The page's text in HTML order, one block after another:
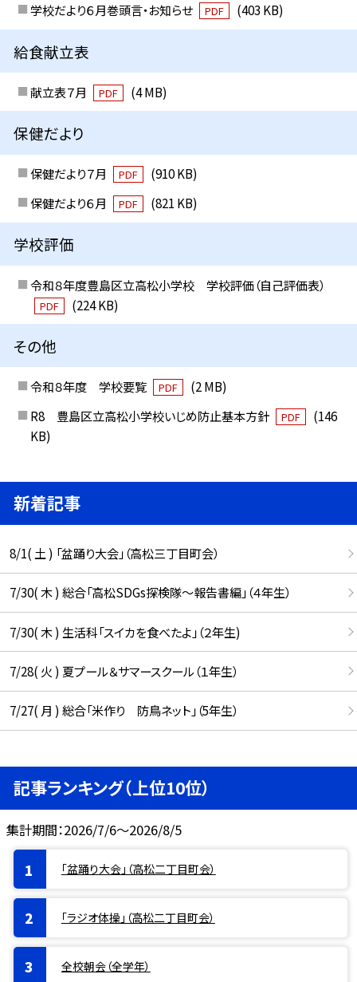
学校だより６月巻頭言・お知らせ
PDF (403 KB)
給食献立表
献立表７月 PDF (4 MB)
保健だより
保健だより７月 PDF
(910 KB)
保健だより６月
PDF (821 KB)
学校評価
令和８年度豊島区立高松小学校 学校評価（自己評価表）
PDF (224 KB)
その他
令和８年度 学校要覧 PDF
(2 MB)
R8 豊島区立高松小学校いじめ防止基本方針
PDF
(146
KB)
新着記事
8/1( 土 ) 「盆踊り大会」（高松三丁目町会）
7/30( 木 ) 総合「高松SDGs探検隊〜報告書編」（４年生）
7/30( 木 ) 生活科「スイカを食べたよ」（２年生)
7/28( 火 ) 夏プール＆サマースクール（１年生）
7/27( 月 ) 総合「米作り 防鳥ネット」（5年生）
記事ランキング（上位10位）
集計期間：2026/7/6～2026/8/5
「盆踊り大会」（高松二丁目町会）
「ラジオ体操」（高松二丁目町会）
全校朝会（全学年）